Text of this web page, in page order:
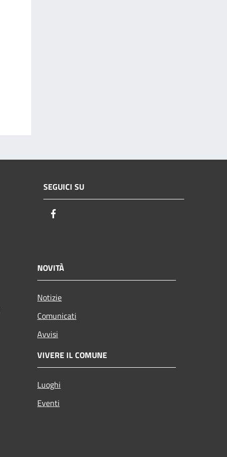
SEGUICI SU
NOVITÀ
Notizie
Comunicati
Avvisi
VIVERE IL COMUNE
Luoghi
Eventi